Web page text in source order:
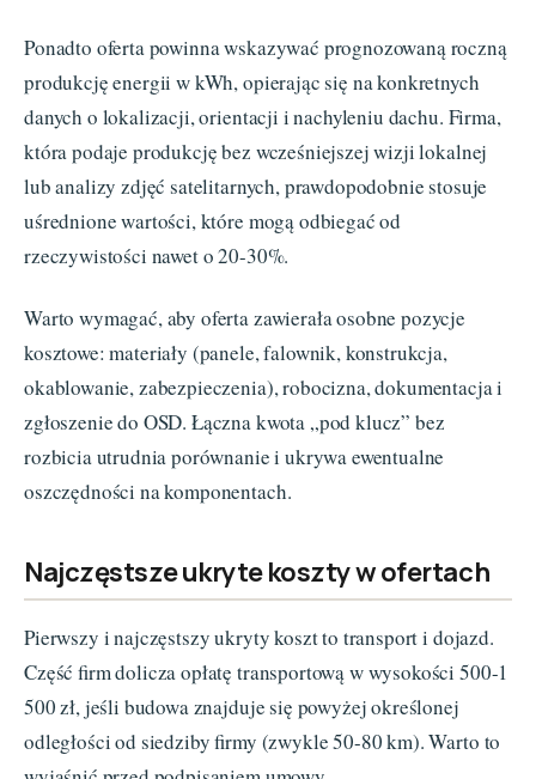
Ponadto oferta powinna wskazywać prognozowaną roczną
produkcję energii w kWh, opierając się na konkretnych
danych o lokalizacji, orientacji i nachyleniu dachu. Firma,
która podaje produkcję bez wcześniejszej wizji lokalnej
lub analizy zdjęć satelitarnych, prawdopodobnie stosuje
uśrednione wartości, które mogą odbiegać od
rzeczywistości nawet o 20-30%.
Warto wymagać, aby oferta zawierała osobne pozycje
kosztowe: materiały (panele, falownik, konstrukcja,
okablowanie, zabezpieczenia), robocizna, dokumentacja i
zgłoszenie do OSD. Łączna kwota „pod klucz” bez
rozbicia utrudnia porównanie i ukrywa ewentualne
oszczędności na komponentach.
Najczęstsze ukryte koszty w ofertach
Pierwszy i najczęstszy ukryty koszt to transport i dojazd.
Część firm dolicza opłatę transportową w wysokości 500-1
500 zł, jeśli budowa znajduje się powyżej określonej
odległości od siedziby firmy (zwykle 50-80 km). Warto to